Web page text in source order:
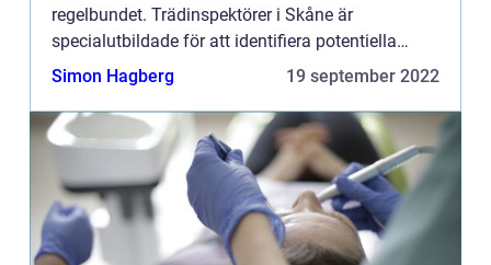
regelbundet. Trädinspektörer i Skåne är
specialutbildade för att identifiera potentiella
problem med...
Simon Hagberg 19 september 2022